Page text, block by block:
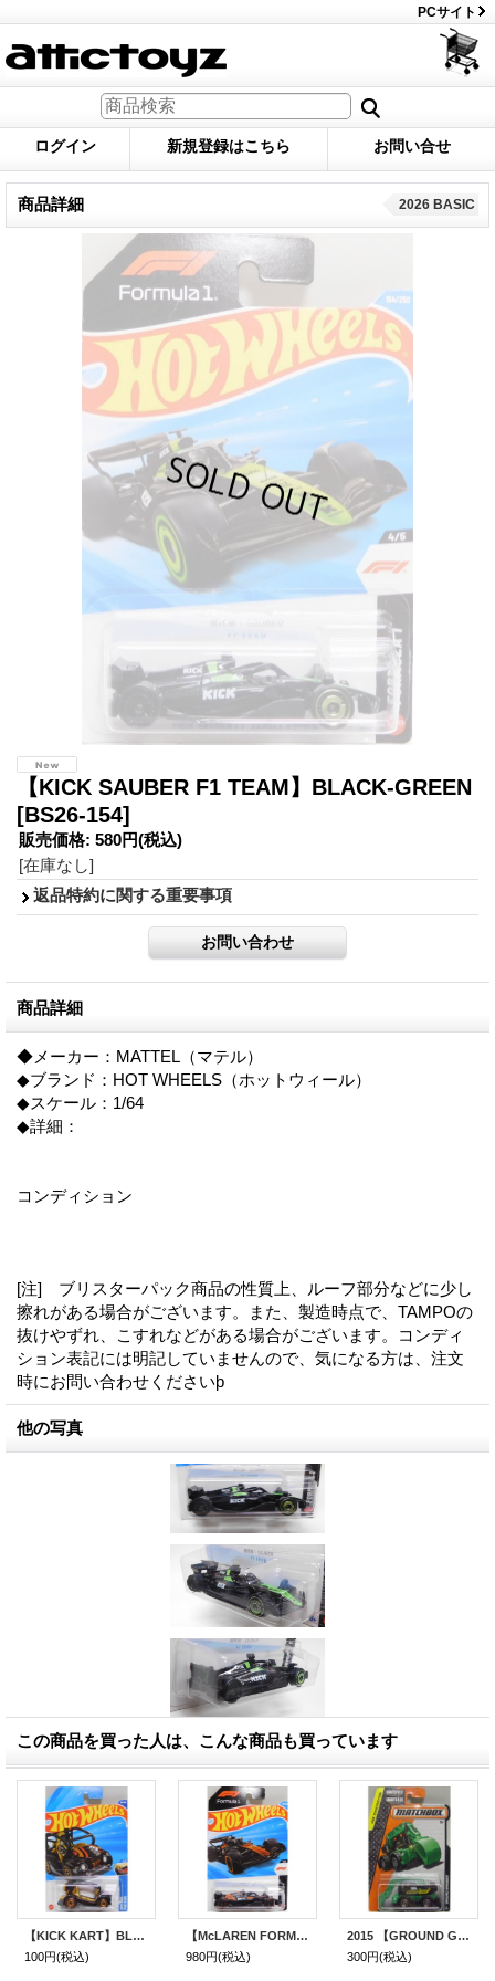
PCサイト
ログイン 新規登録はこちら お問い合せ
商品詳細 2026 BASIC
【KICK SAUBER F1 TEAM】BLACK-GREEN
[BS26-154]
販売価格: 580円(税込)
[在庫なし]
返品特約に関する重要事項
商品詳細
◆メーカー：MATTEL（マテル）
◆ブランド：HOT WHEELS（ホットウィール）
◆スケール：1/64
◆詳細：
コンディション
[注] ブリスターパック商品の性質上、ルーフ部分などに少し
擦れがある場合がございます。また、製造時点で、TAMPOの
抜けやずれ、こすれなどがある場合がございます。コンディ
ション表記には明記していませんので、気になる方は、注文
時にお問い合わせくださいϸ
他の写真
この商品を買った人は、こんな商品も買っています
【KICK KART】BLACK
100円(税込)
【McLAREN FORMULA 1 TEAM】BLACK
980円(税込)
2015 【GROUND GRABBER】 GREEN-BLACK
300円(税込)